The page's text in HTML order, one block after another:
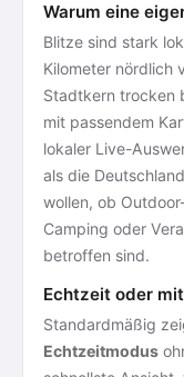
Warum eine
Blitze sind stark
Kilometer nördlich
Stadtkern trocken
mit passendem
lokaler Live-
als die
wollen, ob
Camping oder
betroffen sind.
Echtzeit oder
Standardmäßig
Echtzeitmodus